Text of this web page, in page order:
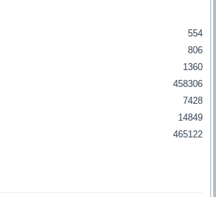
554
806
1360
458306
7428
14849
465122